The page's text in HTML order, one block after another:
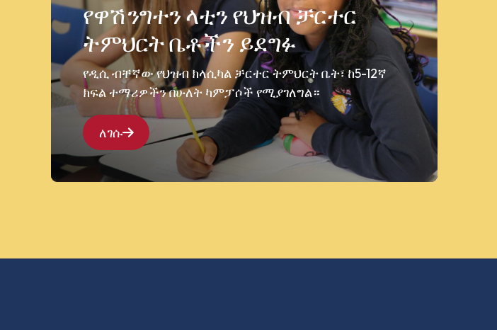
የዋሽንግተን ላቲን የህዝብ ቻርተር
ትምህርት ቤቶችን ይደግፉ
የዲሲ ብቸኛው የህዝብ ክላሲካል ቻርተር ትምህርት ቤት፣ ከ5-12ኛ
ክፍል ተማሪዎችን በሁለት ካምፓሶች የሚያገለግል።
ለገሱ